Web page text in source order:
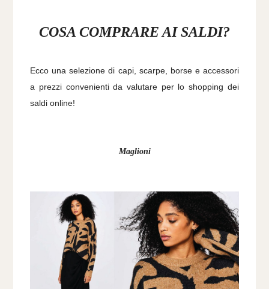
COSA COMPRARE AI SALDI?
Ecco una selezione di capi, scarpe, borse e accessori
a prezzi convenienti da valutare per lo shopping dei
saldi online!
Maglioni